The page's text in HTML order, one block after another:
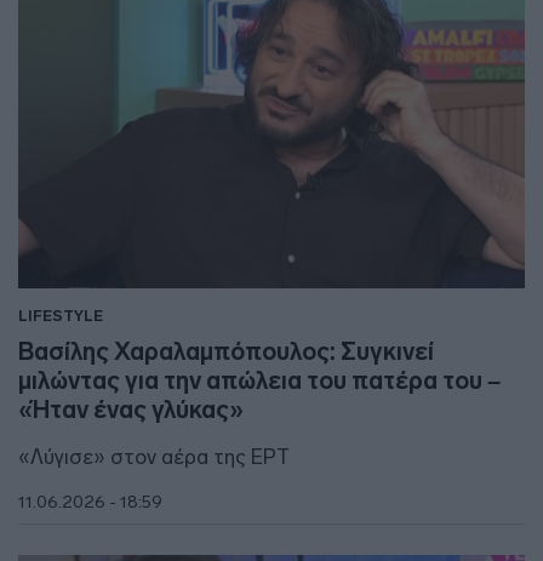
LIFESTYLE
Βασίλης Χαραλαμπόπουλος: Συγκινεί
μιλώντας για την απώλεια του πατέρα του –
«Ήταν ένας γλύκας»
«Λύγισε» στον αέρα της ΕΡΤ
11.06.2026 - 18:59